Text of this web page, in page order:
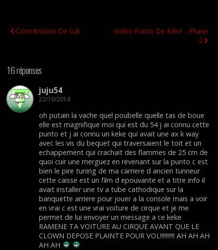
Contribution De Luk
Vidéo Punto De Kéké - Phase
2
16 réponses
juju54
22/10/2014
oh putain la vache quel poubelle quelle tas de boue
elle est magnifique moi qui est du 54 j ai connu cette
punto et j ai connu un keke qui avait une ax k way
avec les vis du bequet qui traversaient le toit et un
echappement qui crachait des flammes de 25 cm de
quoi cuir une merguez en revenant sur la punto c est
bien le pire tuning de ma carriere d ancien tunneur
cette caisse est un film d epouvante et a titre info il
avait installer une tv a tube cathodique sur la
banquette arriere pour jouer a la console mais a voir
en vrai c est une vrai voiture de cirque et je me
permet de lui envoyer un message a ce keke
RAMENE TA VOITURE AU CIRQUE AVANT QUE LE
CLOWN DEPOSE PLAINTE POUR VOL!!!!!!!!!! AH AH AH
AH AH